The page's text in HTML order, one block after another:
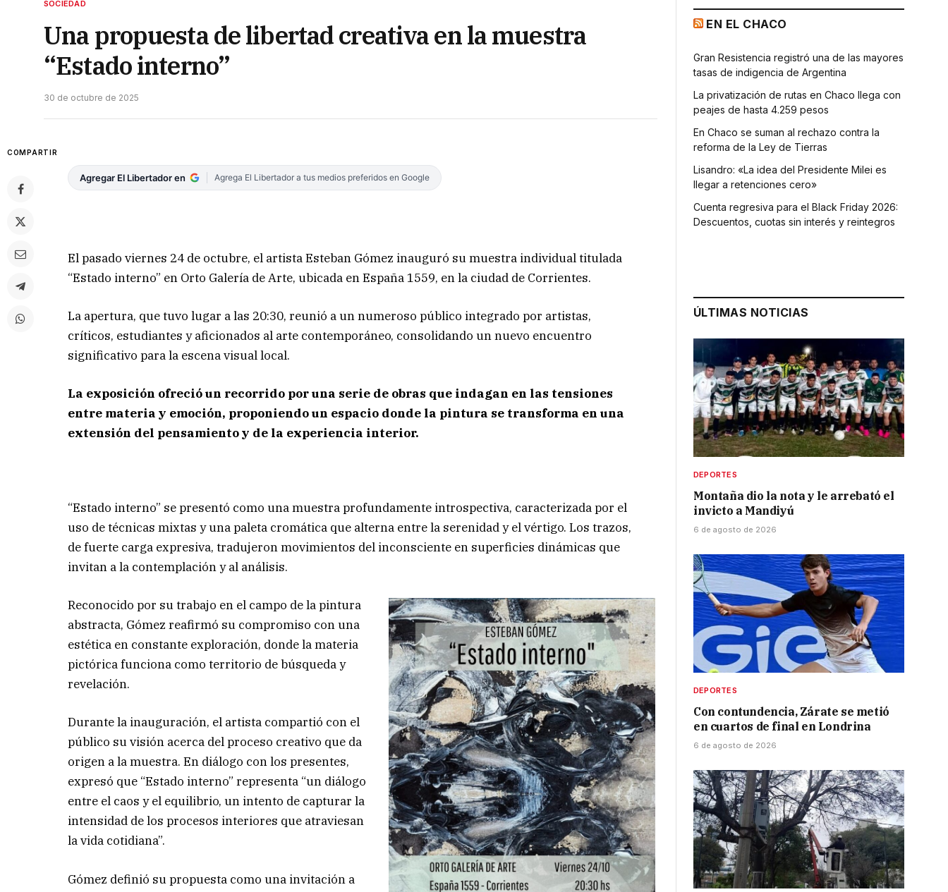
SOCIEDAD
Una propuesta de libertad creativa en la muestra
“Estado interno”
30 de octubre de 2025
COMPARTIR
Agregar El Libertador en Agrega El Libertador a tus medios preferidos en Google
El pasado viernes 24 de octubre, el artista Esteban Gómez inauguró su muestra individual titulada
“Estado interno” en Orto Galería de Arte, ubicada en España 1559, en la ciudad de Corrientes.
La apertura, que tuvo lugar a las 20:30, reunió a un numeroso público integrado por artistas,
críticos, estudiantes y aficionados al arte contemporáneo, consolidando un nuevo encuentro
significativo para la escena visual local.
La exposición ofreció un recorrido por una serie de obras que indagan en las tensiones
entre materia y emoción, proponiendo un espacio donde la pintura se transforma en una
extensión del pensamiento y de la experiencia interior.
“Estado interno” se presentó como una muestra profundamente introspectiva, caracterizada por el
uso de técnicas mixtas y una paleta cromática que alterna entre la serenidad y el vértigo. Los trazos,
de fuerte carga expresiva, tradujeron movimientos del inconsciente en superficies dinámicas que
invitan a la contemplación y al análisis.
Reconocido por su trabajo en el campo de la pintura
abstracta, Gómez reafirmó su compromiso con una
estética en constante exploración, donde la materia
pictórica funciona como territorio de búsqueda y
revelación.
Durante la inauguración, el artista compartió con el
público su visión acerca del proceso creativo que da
origen a la muestra. En diálogo con los presentes,
expresó que “Estado interno” representa “un diálogo
entre el caos y el equilibrio, un intento de capturar la
intensidad de los procesos interiores que atraviesan
la vida cotidiana”.
Gómez definió su propuesta como una invitación a
EN EL CHACO
Gran Resistencia registró una de las mayores
tasas de indigencia de Argentina
La privatización de rutas en Chaco llega con
peajes de hasta 4.259 pesos
En Chaco se suman al rechazo contra la
reforma de la Ley de Tierras
Lisandro: «La idea del Presidente Milei es
llegar a retenciones cero»
Cuenta regresiva para el Black Friday 2026:
Descuentos, cuotas sin interés y reintegros
ÚLTIMAS NOTICIAS
DEPORTES
Montaña dio la nota y le arrebató el
invicto a Mandiyú
6 de agosto de 2026
DEPORTES
Con contundencia, Zárate se metió
en cuartos de final en Londrina
6 de agosto de 2026